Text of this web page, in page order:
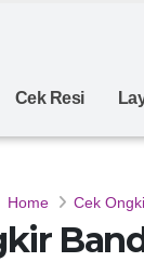
Cek Resi
Home Cek